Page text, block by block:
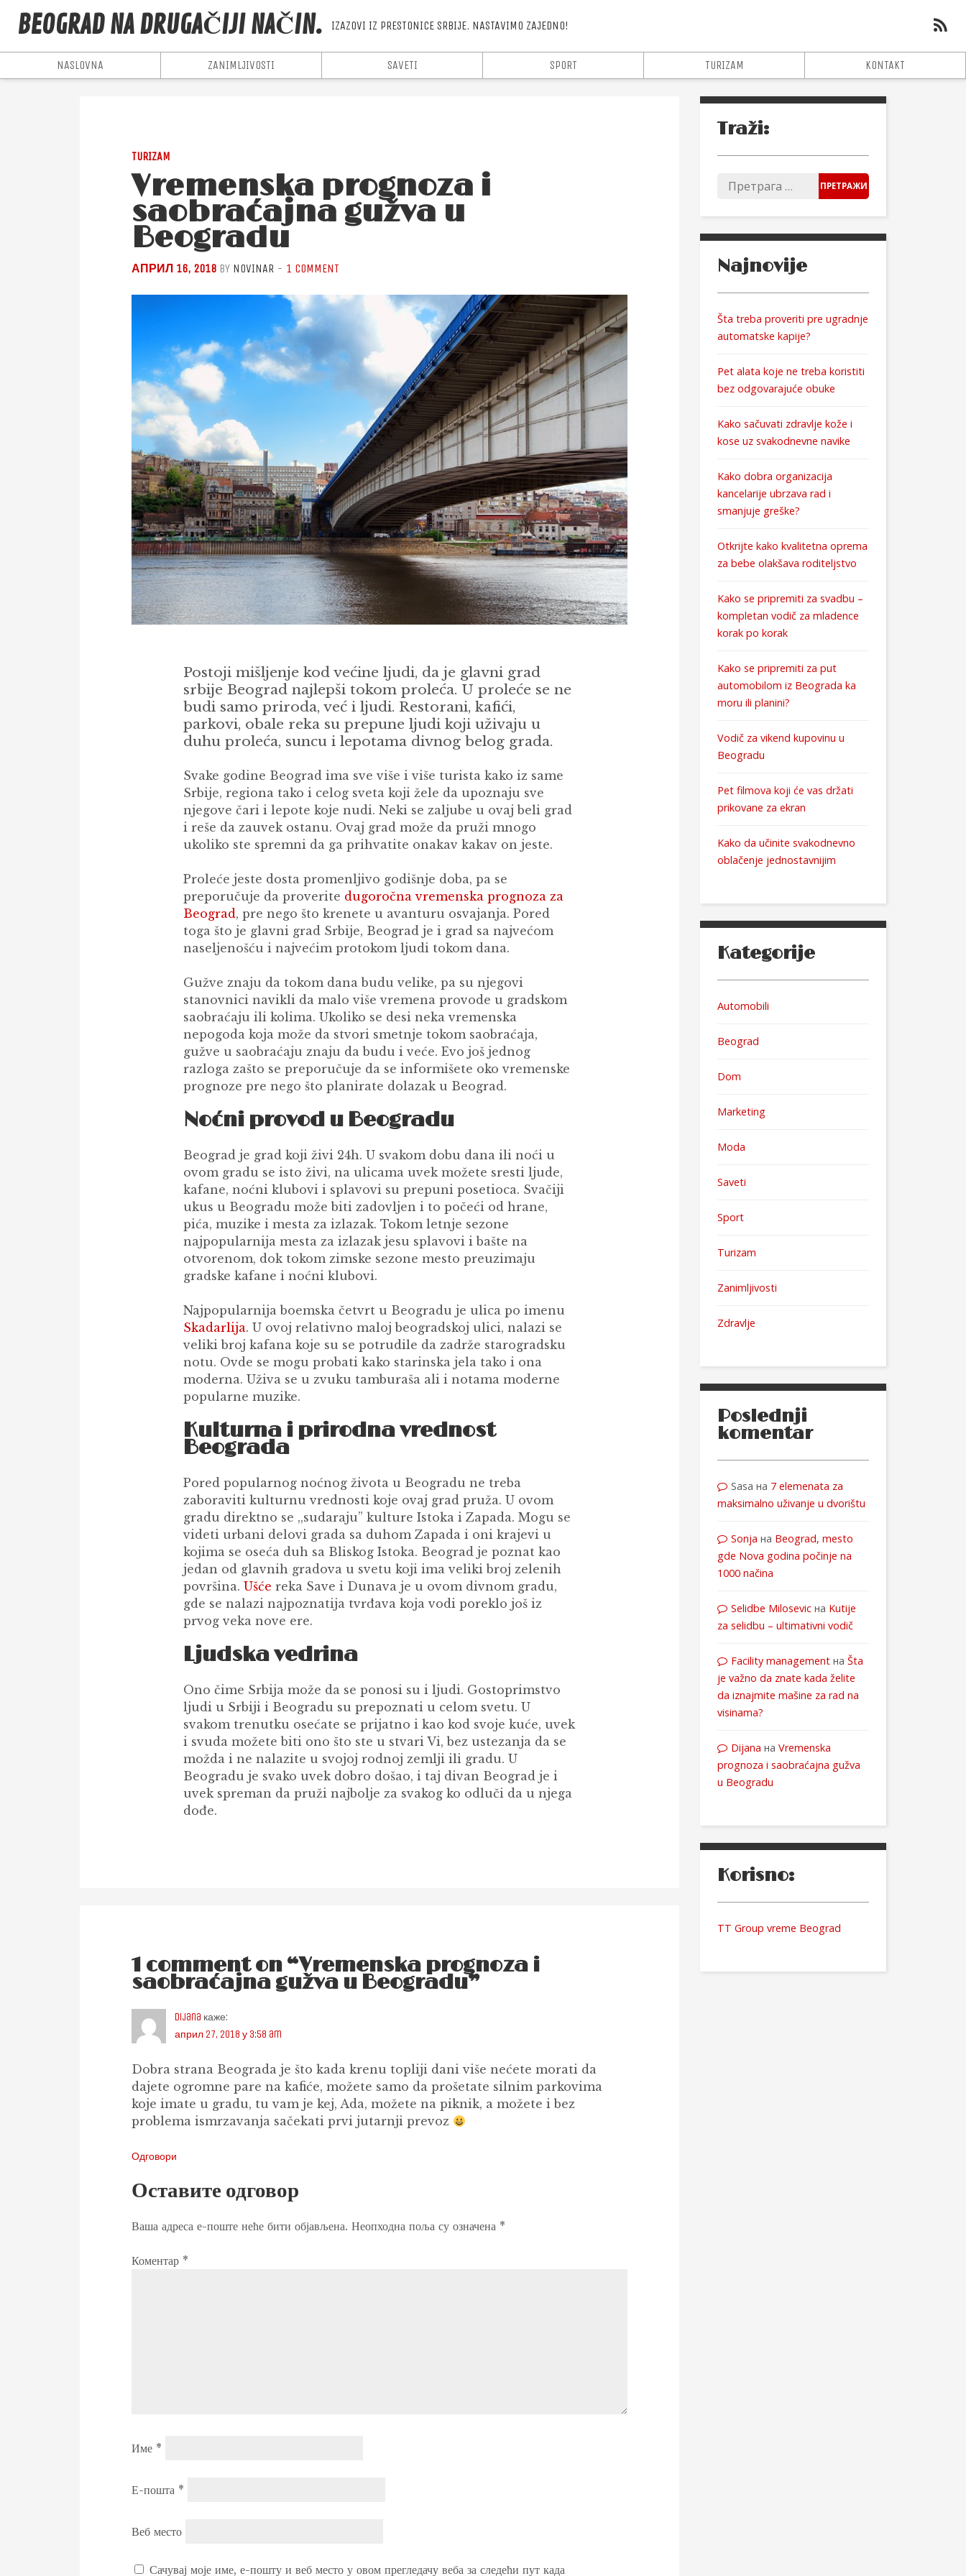
BEOGRAD NA DRUGAČIJI NAČIN. IZAZOVI IZ PRESTONICE SRBIJE. NASTAVIMO ZAJEDNO!
NASLOVNA ZANIMLJIVOSTI SAVETI SPORT TURIZAM KONTAKT
TURIZAM
Vremenska prognoza i
saobraćajna gužva u
Beogradu
АПРИЛ 16, 2018 BY NOVINAR - 1 COMMENT
Postoji mišljenje kod većine ljudi, da je glavni grad
srbije Beograd najlepši tokom proleća. U proleće se ne
budi samo priroda, već i ljudi. Restorani, kafići,
parkovi, obale reka su prepune ljudi koji uživaju u
duhu proleća, suncu i lepotama divnog belog grada.
Svake godine Beograd ima sve više i više turista kako iz same
Srbije, regiona tako i celog sveta koji žele da upoznaju sve
njegove čari i lepote koje nudi. Neki se zaljube u ovaj beli grad
i reše da zauvek ostanu. Ovaj grad može da pruži mnogo
ukoliko ste spremni da ga prihvatite onakav kakav on jeste.
Proleće jeste dosta promenljivo godišnje doba, pa se
preporučuje da proverite dugoročna vremenska prognoza za
Beograd, pre nego što krenete u avanturu osvajanja. Pored
toga što je glavni grad Srbije, Beograd je i grad sa najvećom
naseljenošću i najvećim protokom ljudi tokom dana.
Gužve znaju da tokom dana budu velike, pa su njegovi
stanovnici navikli da malo više vremena provode u gradskom
saobraćaju ili kolima. Ukoliko se desi neka vremenska
nepogoda koja može da stvori smetnje tokom saobraćaja,
gužve u saobraćaju znaju da budu i veće. Evo još jednog
razloga zašto se preporučuje da se informišete oko vremenske
prognoze pre nego što planirate dolazak u Beograd.
Noćni provod u Beogradu
Beograd je grad koji živi 24h. U svakom dobu dana ili noći u
ovom gradu se isto živi, na ulicama uvek možete sresti ljude,
kafane, noćni klubovi i splavovi su prepuni posetioca. Svačiji
ukus u Beogradu može biti zadovljen i to počeći od hrane,
pića, muzike i mesta za izlazak. Tokom letnje sezone
najpopularnija mesta za izlazak jesu splavovi i bašte na
otvorenom, dok tokom zimske sezone mesto preuzimaju
gradske kafane i noćni klubovi.
Najpopularnija boemska četvrt u Beogradu je ulica po imenu
Skadarlija. U ovoj relativno maloj beogradskoj ulici, nalazi se
veliki broj kafana koje su se potrudile da zadrže starogradsku
notu. Ovde se mogu probati kako starinska jela tako i ona
moderna. Uživa se u zvuku tamburaša ali i notama moderne
popularne muzike.
Kulturna i prirodna vrednost
Beograda
Pored popularnog noćnog života u Beogradu ne treba
zaboraviti kulturnu vrednosti koje ovaj grad pruža. U ovom
gradu direktno se ,,sudaraju” kulture Istoka i Zapada. Mogu se
videti urbani delovi grada sa duhom Zapada i oni krajevi u
kojima se oseća duh sa Bliskog Istoka. Beograd je poznat kao
jedan od glavnih gradova u svetu koji ima veliki broj zelenih
površina. Ušće reka Save i Dunava je u ovom divnom gradu,
gde se nalazi najpoznatija tvrđava koja vodi poreklo još iz
prvog veka nove ere.
Ljudska vedrina
Ono čime Srbija može da se ponosi su i ljudi. Gostoprimstvo
ljudi u Srbiji i Beogradu su prepoznati u celom svetu. U
svakom trenutku osećate se prijatno i kao kod svoje kuće, uvek
i svuda možete biti ono što ste u stvari Vi, bez ustezanja da se
možda i ne nalazite u svojoj rodnoj zemlji ili gradu. U
Beogradu je svako uvek dobro došao, i taj divan Beograd je i
uvek spreman da pruži najbolje za svakog ko odluči da u njega
dođe.
1 comment on “Vremenska prognoza i
saobraćajna gužva u Beogradu”
Dijana каже:
април 27, 2018 у 3:58 am
Dobra strana Beograda je što kada krenu topliji dani više nećete morati da
dajete ogromne pare na kafiće, možete samo da prošetate silnim parkovima
koje imate u gradu, tu vam je kej, Ada, možete na piknik, a možete i bez
problema ismrzavanja sačekati prvi jutarnji prevoz
Одговори
Оставите одговор
Ваша адреса е-поште неће бити објављена. Неопходна поља су означена *
Коментар *
Име *
Е-пошта *
Веб место
Сачувај моје име, е-пошту и веб место у овом прегледачу веба за следећи пут када
Traži:
Najnovije
Šta treba proveriti pre ugradnje
automatske kapije?
Pet alata koje ne treba koristiti
bez odgovarajuće obuke
Kako sačuvati zdravlje kože i
kose uz svakodnevne navike
Kako dobra organizacija
kancelarije ubrzava rad i
smanjuje greške?
Otkrijte kako kvalitetna oprema
za bebe olakšava roditeljstvo
Kako se pripremiti za svadbu –
kompletan vodič za mladence
korak po korak
Kako se pripremiti za put
automobilom iz Beograda ka
moru ili planini?
Vodič za vikend kupovinu u
Beogradu
Pet filmova koji će vas držati
prikovane za ekran
Kako da učinite svakodnevno
oblačenje jednostavnijim
Kategorije
Automobili
Beograd
Dom
Marketing
Moda
Saveti
Sport
Turizam
Zanimljivosti
Zdravlje
Poslednji
komentar
Sasa на 7 elemenata za
maksimalno uživanje u dvorištu
Sonja на Beograd, mesto
gde Nova godina počinje na
1000 načina
Selidbe Milosevic на Kutije
za selidbu – ultimativni vodič
Facility management наŠta
je važno da znate kada želite
da iznajmite mašine za rad na
visinama?
Dijana наVremenska
prognoza i saobraćajna gužva
u Beogradu
Korisno:
TT Group vreme Beograd